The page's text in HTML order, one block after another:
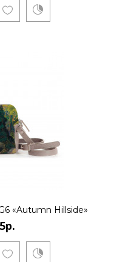
«Autumn Hillside»